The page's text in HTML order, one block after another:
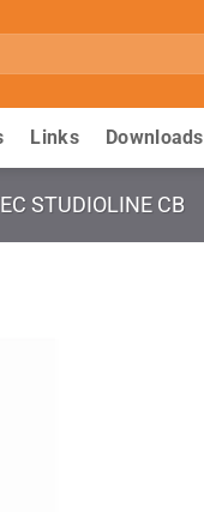
Links Downloads
STUDIOLINE CB